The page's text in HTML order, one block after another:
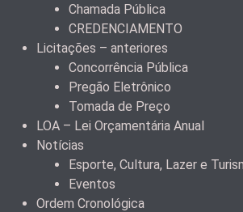
Chamada Pública
CREDENCIAMENTO
Licitações – anteriores
Concorrência Pública
Pregão Eletrônico
Tomada de Preço
LOA – Lei Orçamentária Anual
Notícias
Esporte, Cultura, Lazer e
Eventos
Ordem Cronológica